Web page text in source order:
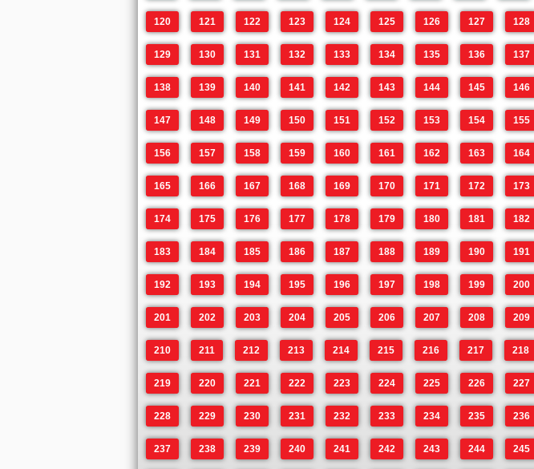
120 121 122 123 124 125 126 127 128
129 130 131 132 133 134 135 136 137
138 139 140 141 142 143 144 145 146
147 148 149 150 151 152 153 154 155
156 157 158 159 160 161 162 163 164
165 166 167 168 169 170 171 172 173
174 175 176 177 178 179 180 181 182
183 184 185 186 187 188 189 190 191
192 193 194 195 196 197 198 199 200
201 202 203 204 205 206 207 208 209
210 211 212 213 214 215 216 217 218
219 220 221 222 223 224 225 226 227
228 229 230 231 232 233 234 235 236
237 238 239 240 241 242 243 244 245